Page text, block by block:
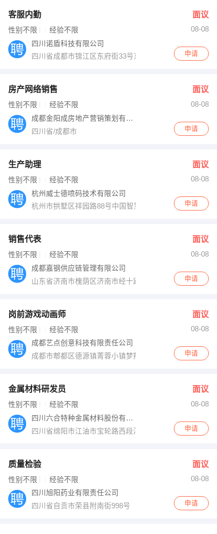
客服内勤 面议
性别不限 经验不限
08-08
四川诺盾科技有限公司
四川省成都市锦江区东府街33号东府九座大厦25层（四
申请
房产网络销售 面议
性别不限 经验不限
08-08
成都金阳成房地产营销策划有限公司
四川省/成都市
申请
生产助理 面议
性别不限 经验不限
08-08
杭州威士德喷码技术有限公司
杭州市拱墅区祥园路88号中国智慧园K座401
申请
销售代表 面议
性别不限 经验不限
08-08
成都嘉钢供应链管理有限公司
山东省济南市槐荫区济南市经十路22799号和谐广场银座
申请
岗前游戏动画师 面议
性别不限 经验不限
08-08
成都艺点创意科技有限责任公司
成都市郫都区德源镇菁蓉小镇梦翔大厦
申请
金属材料研发员 面议
性别不限 经验不限
08-08
四川六合特种金属材料股份有限公司
四川省绵阳市江油市宝轮路西段河南工业园内
申请
质量检验 面议
性别不限 经验不限
08-08
四川旭阳药业有限责任公司
四川省自贡市荣县附南街998号
申请